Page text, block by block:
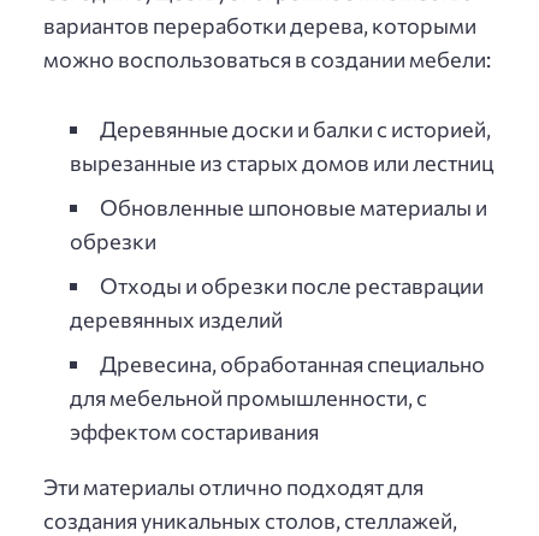
вариантов переработки дерева, которыми
можно воспользоваться в создании мебели:
Деревянные доски и балки с историей,
вырезанные из старых домов или лестниц
Обновленные шпоновые материалы и
обрезки
Отходы и обрезки после реставрации
деревянных изделий
Древесина, обработанная специально
для мебельной промышленности, с
эффектом состаривания
Эти материалы отлично подходят для
создания уникальных столов, стеллажей,